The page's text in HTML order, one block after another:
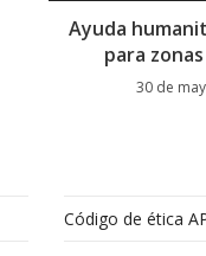
Ayuda
para
30 de
Código de ética